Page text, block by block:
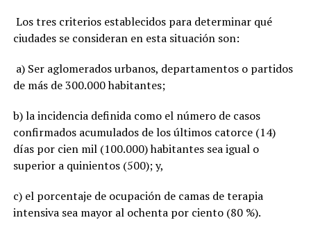
Los tres criterios establecidos para determinar qué
ciudades se consideran en esta situación son:
a) Ser aglomerados urbanos, departamentos o partidos
de más de 300.000 habitantes;
b) la incidencia definida como el número de casos
confirmados acumulados de los últimos catorce (14)
días por cien mil (100.000) habitantes sea igual o
superior a quinientos (500); y,
c) el porcentaje de ocupación de camas de terapia
intensiva sea mayor al ochenta por ciento (80 %).